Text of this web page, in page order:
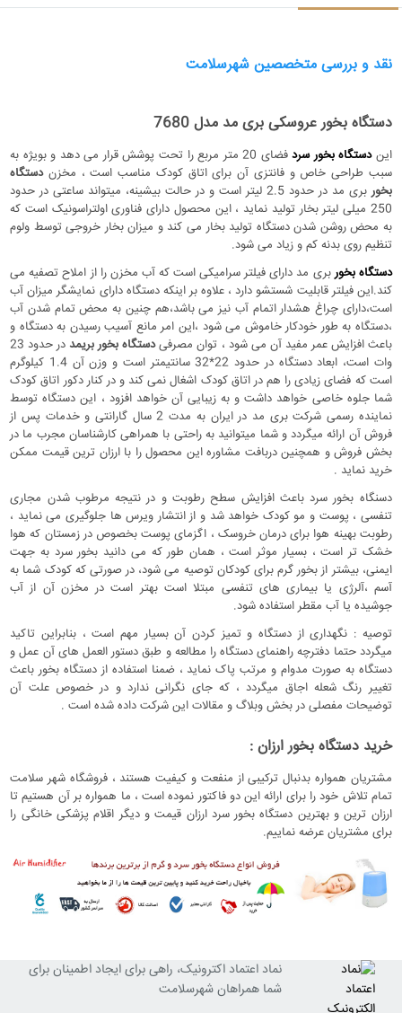
نقد و بررسی متخصصین شهرسلامت
دستگاه بخور عروسکی بری مد مدل 7680
ایندستگاه بخور سرد
فضای 20 متر مربع را تحت پوشش قرار می دهد و بویژه به
سبب طراحی خاص و فانتزی آن برای اتاق کودک مناسب است ، مخزندستگاه
بخور
بری مد در حدود 2.5 لیتر است و در حالت بیشینه، میتواند ساعتی در حدود
250 میلی لیتر بخار تولید نماید ، این محصول دارای فناوری اولتراسونیک است که
به محض روشن شدن دستگاه تولید بخار می کند و میزان بخار خروجی توسط ولوم
تنظیم روی بدنه کم و زیاد می شود.
دستگاه بخوربری مد دارای فیلتر سرامیکی است که آب مخزن را از املاح تصفیه می
کند.این فیلتر قابلیت شستشو دارد ، علاوه بر اینکه دستگاه دارای نمایشگر میزان آب
است،دارای چراغ هشدار اتمام آب نیز می باشد،هم چنین به محض تمام شدن آب
،دستگاه به طور خودکار خاموش می شود ،این امر مانع آسیب رسیدن به دستگاه و
باعث افزایش عمر مفید آن می شود ، توان مصرفیدستگاه بخور بریمد
در حدود 23
وات است، ابعاد دستگاه در حدود 22*32 سانتیمتر است و وزن آن 1.4 کیلوگرم
است که فضای زیادی را هم در اتاق کودک اشغال نمی کند و در کنار دکور اتاق کودک
شما جلوه خاصی خواهد داشت و به زیبایی آن خواهد افزود ، این دستگاه توسط
نماینده رسمی شرکت بری مد در ایران به مدت 2 سال گارانتی و خدمات پس از
فروش آن ارائه میگردد و شما میتوانید به راحتی با همراهی کارشناسان مجرب ما در
بخش فروش و همچنین دربافت مشاوره این محصول را با ارزان ترین قیمت ممکن
خرید نماید .
دسنگاه بخور سرد باعث افزایش سطح رطوبت و در نتیجه مرطوب شدن مجاری
تنفسی ، پوست و مو کودک خواهد شد و از انتشار ویرس ها جلوگیری می نماید ،
رطوبت بهینه هوا برای درمان خروسک ، اگزمای پوست بخصوص در زمستان که هوا
خشک تر است ، بسیار موثر است ، همان طور که می دانید بخور سرد به جهت
ایمنی، بیشتر از بخور گرم برای کودکان توصیه می شود، در صورتی که کودک شما به
آسم ،آلرژی یا بیماری های تنفسی مبتلا است بهتر است در مخزن آن از آب
جوشیده یا آب مقطر استفاده شود.
توصیه : نگهداری از دستگاه و تمیز کردن آن بسیار مهم است ، بنابراین تاکید
میگردد حتما دفترچه راهنمای دستگاه را مطالعه و طبق دستور العمل های آن عمل و
دستگاه به صورت مدوام و مرتب پاک نماید ، ضمنا استفاده از دستگاه بخور باعث
تغییر رنگ شعله اجاق میگردد ، که جای نگرانی ندارد و در خصوص علت آن
توضیحات مفصلی در بخش وبلاگ و مقالات این شرکت داده شده است .
خرید دستگاه بخور ارزان :
مشتریان همواره بدنبال ترکیبی از منفعت و کیفیت هستند ، فروشگاه شهر سلامت
تمام تلاش خود را برای ارائه این دو فاکتور نموده است ، ما همواره بر آن هستیم تا
ارزان ترین و بهترین دستگاه بخور سرد ارزان قیمت و دیگر اقلام پزشکی خانگی را
برای مشتریان عرضه نماییم.
نماد اعتماد اکترونیک، راهی برای ایجاد اطمینان برای
شما همراهان شهرسلامت